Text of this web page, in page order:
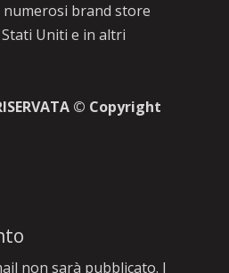
brand store
Uniti e in altri
© Copyright
non sarà pubblicato. I